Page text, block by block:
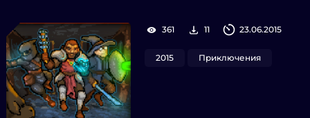
361 11 23.06.2015
2015 Приключения